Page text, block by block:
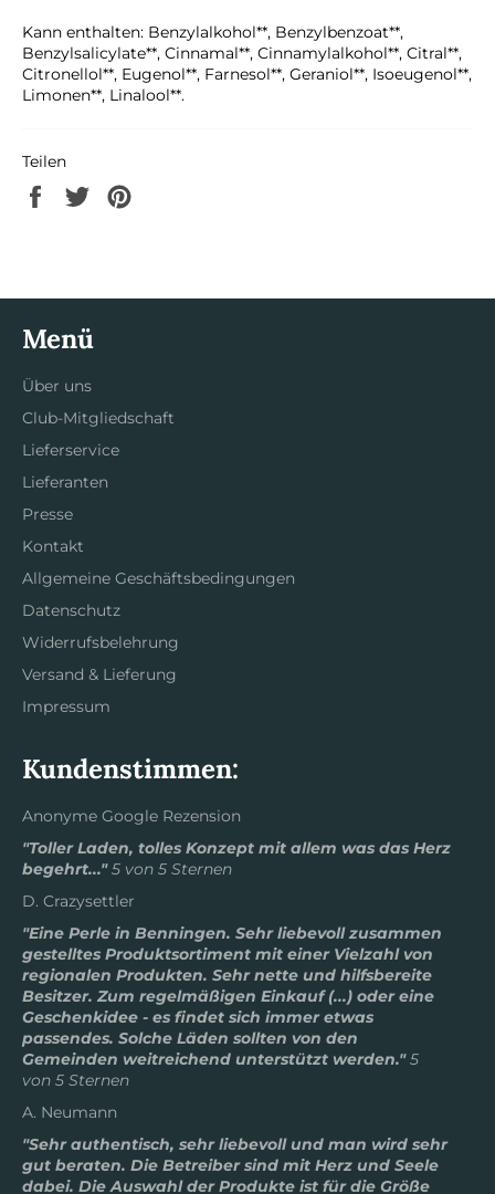
Kann enthalten: Benzylalkohol**, Benzylbenzoat**,
Benzylsalicylate**, Cinnamal**, Cinnamylalkohol**, Citral**,
Citronellol**, Eugenol**, Farnesol**, Geraniol**, Isoeugenol**,
Limonen**, Linalool**.
Teilen
Auf
Facebook
Auf
Twitter
Menü
Über uns
Club-Mitgliedschaft
Lieferservice
Lieferanten
Presse
Kontakt
Allgemeine Geschäftsbedingungen
Datenschutz
Widerrufsbelehrung
Versand & Lieferung
Impressum
Kundenstimmen:
Anonyme Google Rezension
"Toller Laden, tolles Konzept mit allem was das Herz
begehrt..."5 von 5 Sternen
D. Crazysettler
"Eine Perle in Benningen. Sehr liebevoll zusammen
gestelltes Produktsortiment mit einer Vielzahl von
regionalen Produkten. Sehr nette und hilfsbereite
Besitzer. Zum regelmäßigen Einkauf (...) oder eine
Geschenkidee - es findet sich immer etwas
passendes. Solche Läden sollten von den
Gemeinden weitreichend unterstützt werden."5
von 5 Sternen
A. Neumann
"Sehr authentisch, sehr liebevoll und man wird sehr
gut beraten. Die Betreiber sind mit Herz und Seele
dabei. Die Auswahl der Produkte ist für die Größe